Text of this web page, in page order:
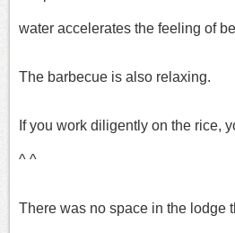
water accelerates the feeling of
The barbecue is also relaxing.
If you work diligently on the rice,
^ ^
There was no space in the lodge